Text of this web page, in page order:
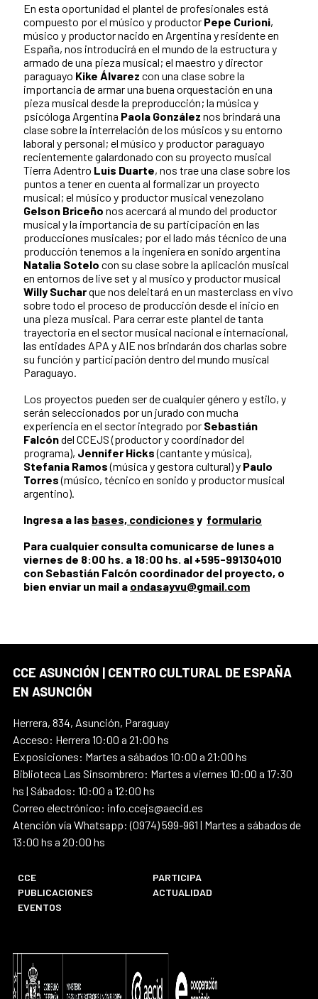
En esta oportunidad el plantel de profesionales está
compuesto por el músico y productor Pepe Curioni,
músico y productor nacido en Argentina y residente en
España, nos introducirá en el mundo de la estructura y
armado de una pieza musical; el maestro y director
paraguayo Kike Álvarez con una clase sobre la
importancia de armar una buena orquestación en una
pieza musical desde la preproducción; la música y
psicóloga Argentina Paola González nos brindará una
clase sobre la interrelación de los músicos y su entorno
laboral y personal; el músico y productor paraguayo
recientemente galardonado con su proyecto musical
Tierra Adentro Luis Duarte, nos trae una clase sobre los
puntos a tener en cuenta al formalizar un proyecto
musical; el músico y productor musical venezolano
Gelson Briceño nos acercará al mundo del productor
musical y la importancia de su participación en las
producciones musicales; por el lado más técnico de una
producción tenemos a la ingeniera en sonido argentina
Natalia Sotelo con su clase sobre la aplicación musical
en entornos de live set y al musico y productor musical
Willy Sucharque nos deleitará en un masterclass en vivo
sobre todo el proceso de producción desde el inicio en
una pieza musical. Para cerrar este plantel de tanta
trayectoria en el sector musical nacional e internacional,
las entidades APA y AIE nos brindarán dos charlas sobre
su función y participación dentro del mundo musical
Paraguayo.
Los proyectos pueden ser de cualquier género y estilo, y
serán seleccionados por un jurado con mucha
experiencia en el sector integrado por Sebastián
Falcóndel CCEJS (productor y coordinador del
programa), Jennifer Hicks(cantante y música),
Stefania Ramos(música y gestora cultural) y Paulo
Torres(músico, técnico en sonido y productor musical
argentino).
Ingresa a las bases, condiciones y formulario
Para cualquier consulta comunicarse de lunes a
viernes de 8:00 hs. a 18:00 hs. al +595-991304010
con Sebastián Falcón coordinador del proyecto, o
bien enviar un mail a ondasayvu@gmail.com
CCE ASUNCIÓN | CENTRO CULTURAL DE ESPAÑA
EN ASUNCIÓN
Herrera, 834, Asunción, Paraguay
Acceso: Herrera 10:00 a 21:00 hs
Exposiciones: Martes a sábados 10:00 a 21:00 hs
Biblioteca Las Sinsombrero: Martes a viernes 10:00 a 17:30
hs | Sábados: 10:00 a 12:00 hs
Correo electrónico: info.ccejs@aecid.es
Atención vía Whatsapp: (0974) 599-961 | Martes a sábados de
13:00 hs a 20:00 hs
CCE
PARTICIPA
PUBLICACIONES
ACTUALIDAD
EVENTOS